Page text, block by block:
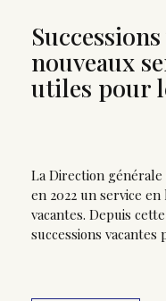
nouveaux
utiles pour
La Direction
en 2022 un service
vacantes. Depuis
successions vacantes